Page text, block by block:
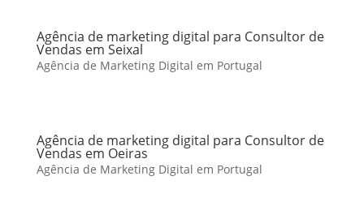
Agência de marketing digital para Consultor de
Vendas em Seixal
Agência de Marketing Digital em Portugal
Agência de marketing digital para Consultor de
Vendas em Oeiras
Agência de Marketing Digital em Portugal